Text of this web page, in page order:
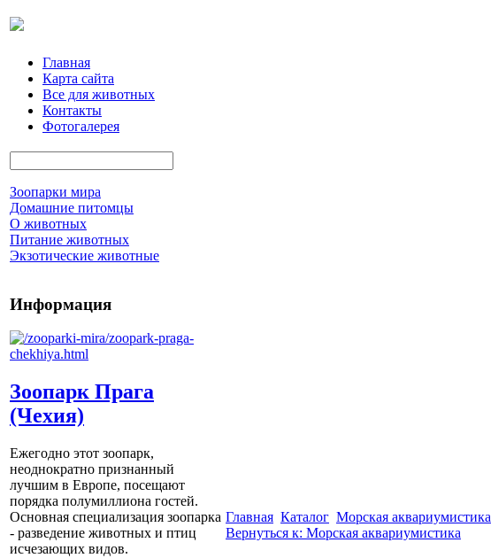
Главная
Карта сайта
Все для животных
Контакты
Фотогалерея
Зоопарки мира
Домашние питомцы
О животных
Питание животных
Экзотические животные
Информация
Зоопарк Прага
(Чехия)
Ежегодно этот зоопарк,
неоднократно признанный
лучшим в Европе, посещают
порядка полумиллиона гостей.
Основная специализация зоопарка
- разведение животных и птиц
исчезающих видов.
Главная Каталог Морская аквариумистика
Вернуться к: Морская аквариумистика